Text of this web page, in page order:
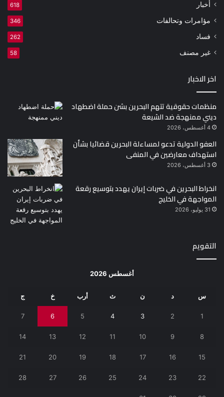
أخبار 618
مؤامرات وتحالفات 346
فساد 262
غير مصنف 58
اخر الاخبار
منظمات حقوقية تتهم البحرين بشن حملة اضطهاد
ديني ممنهجة ضد الشيعة
4 أغسطس، 2026
العفو الدولية تدعو لمساءلة البحرين قضائيا بشأن
استهداف معارضين في المنفى
3 أغسطس، 2026
انخراط البحرين في ضربات إيران يهدد بتوسيع رقعة
المواجهة في الخليج
31 يوليو، 2026
التقويم
أغسطس 2026
س د ن ث أرب خ ج
1
2
3
4
5
6
7
8
9
10
11
12
13
14
15
16
17
18
19
20
21
22
23
24
25
26
27
28